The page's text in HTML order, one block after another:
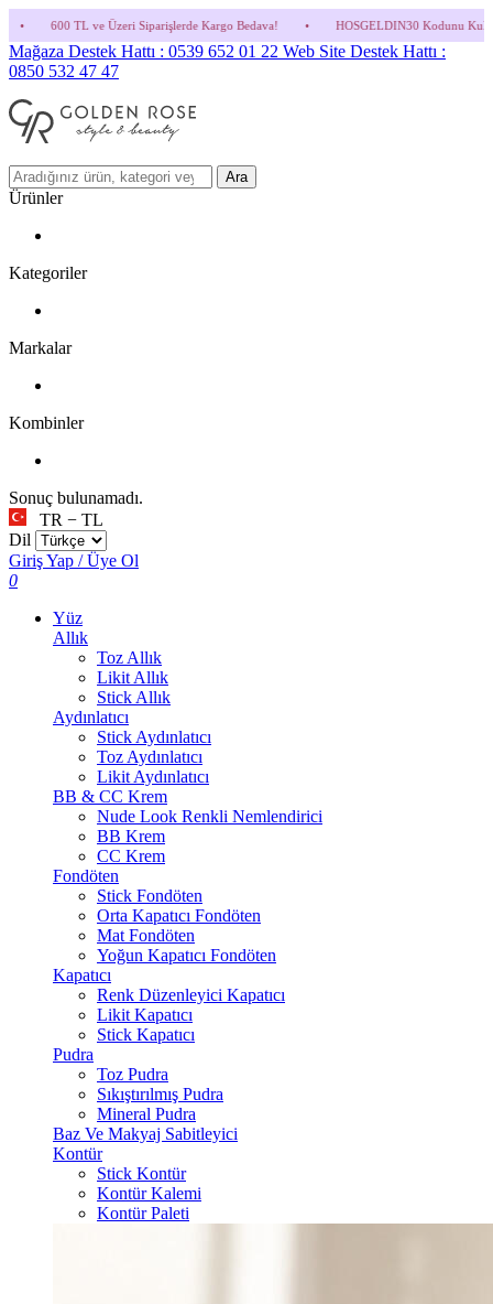
Siparişlerde Kargo Bedava! • HOSGELDIN30 Kodunu Kullanmayı Unutma!
Mağaza Destek Hattı : 0539 652 01 22 Web Site Destek Hattı :
0850 532 47 47
Ara
Ürünler
Kategoriler
Markalar
Kombinler
Sonuç bulunamadı.
TR − TL
Dil
Giriş Yap / Üye Ol
0
Yüz
Allık
Toz Allık
Likit Allık
Stick Allık
Aydınlatıcı
Stick Aydınlatıcı
Toz Aydınlatıcı
Likit Aydınlatıcı
BB & CC Krem
Nude Look Renkli Nemlendirici
BB Krem
CC Krem
Fondöten
Stick Fondöten
Orta Kapatıcı Fondöten
Mat Fondöten
Yoğun Kapatıcı Fondöten
Kapatıcı
Renk Düzenleyici Kapatıcı
Likit Kapatıcı
Stick Kapatıcı
Pudra
Toz Pudra
Sıkıştırılmış Pudra
Mineral Pudra
Baz Ve Makyaj Sabitleyici
Kontür
Stick Kontür
Kontür Kalemi
Kontür Paleti